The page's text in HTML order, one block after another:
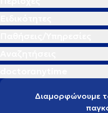
Διαμορφώνουμε